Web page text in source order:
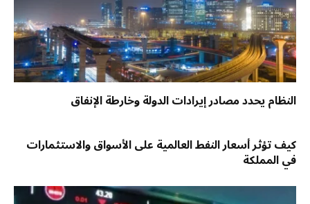
النظام يحدد مصادر إيرادات الدولة وخارطة الإنفاق
كيف تؤثر أسعار النفط العالمية على الأسواق والاستثمارات
في المملكة